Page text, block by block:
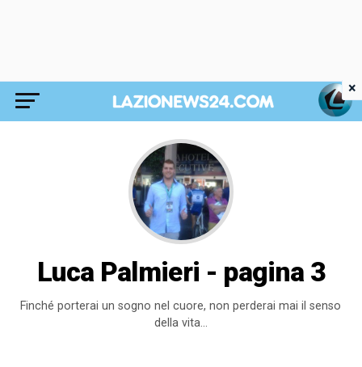
Luca Palmieri - pagina 3
Finché porterai un sogno nel cuore, non perderai mai il senso
della vita...
×